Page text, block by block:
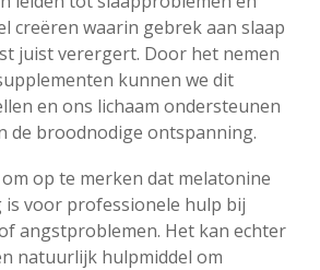
creëren waarin gebrek aan slaap
juist verergert. Door het nemen
kunnen we dit
en ons lichaam ondersteunen
de broodnodige ontspanning.
op te merken dat melatonine
is voor professionele hulp bij
angstproblemen. Het kan echter
natuurlijk hulpmiddel om